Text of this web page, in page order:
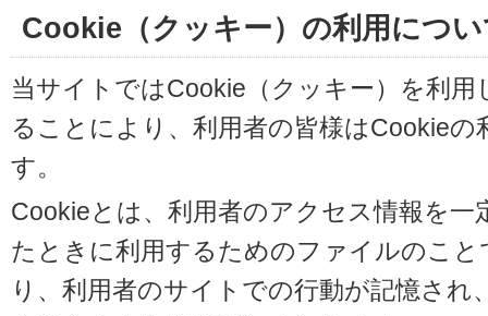
Cookie（クッキー）の利用につ
当サイトではCookie（クッキー）を利
ることにより、利用者の皆様はCookie
す。
Cookieとは、利用者のアクセス情報を
たときに利用するためのファイルのこ
り、利用者のサイトでの行動が記憶さ